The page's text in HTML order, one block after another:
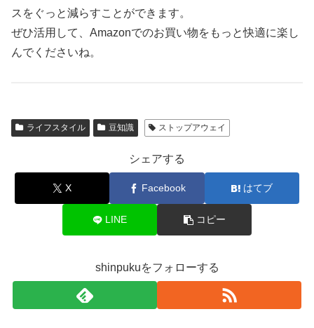
スをぐっと減らすことができます。
ぜひ活用して、Amazonでのお買い物をもっと快適に楽し
んでくださいね。
ライフスタイル 豆知識 ストップアウェイ
シェアする
X Facebook はてブ
LINE コピー
shinpukuをフォローする